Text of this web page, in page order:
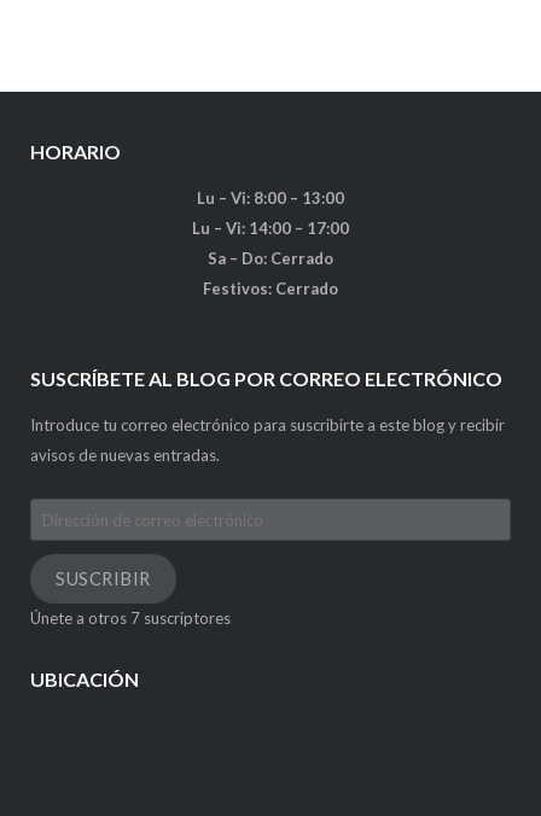
HORARIO
Lu – Vi: 8:00 – 13:00
Lu – Vi: 14:00 – 17:00
Sa – Do: Cerrado
Festivos: Cerrado
SUSCRÍBETE AL BLOG POR CORREO ELECTRÓNICO
Introduce tu correo electrónico para suscribirte a este blog y recibir
avisos de nuevas entradas.
Dirección
de
correo
electrónico
SUSCRIBIR
Únete a otros 7 suscriptores
UBICACIÓN